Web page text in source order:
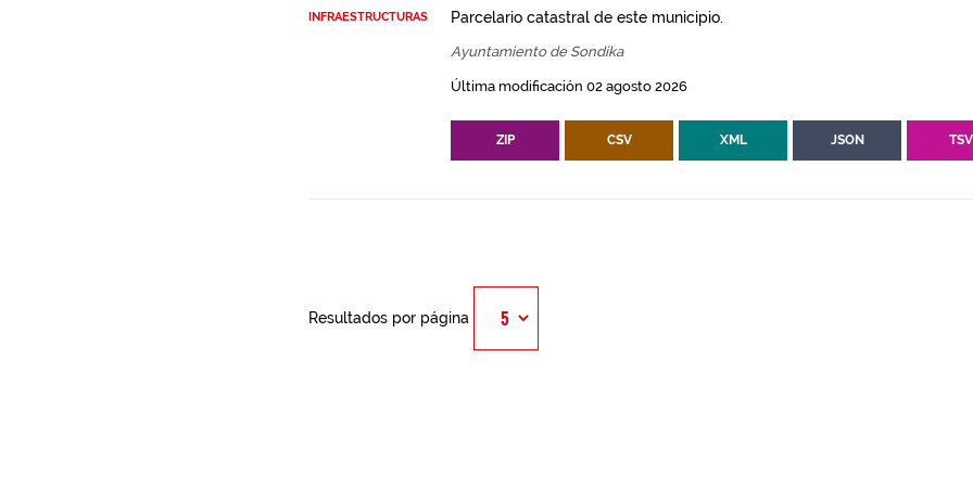
INFRAESTRUCTURAS
Parcelario catastral de este municipio.
Ayuntamiento de Sondika
Última modificación 02 agosto 2026
ZIP CSV XML JSON TSV
Resultados por página